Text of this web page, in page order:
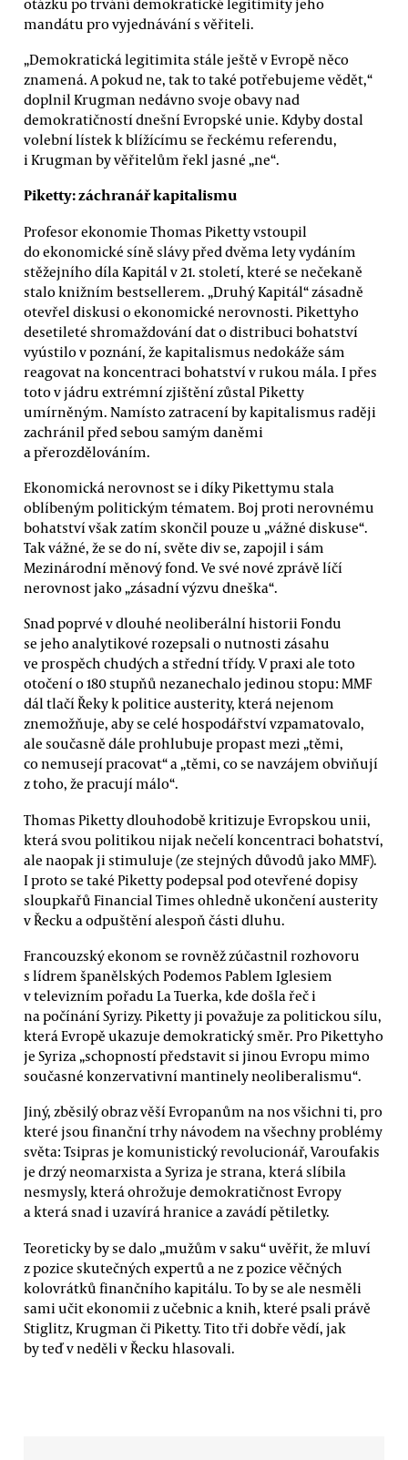
mandátu pro vyjednávání s věřiteli.
„Demokratická legitimita stále ještě v Evropě něco
znamená. A pokud ne, tak to také potřebujeme vědět,“
doplnil Krugman nedávno svoje obavy nad
demokratičností dnešní Evropské unie. Kdyby dostal
volební lístek k blížícímu se řeckému referendu,
i Krugman by věřitelům řekl jasné „ne“.
Piketty: záchranář kapitalismu
Profesor ekonomie Thomas Piketty vstoupil
do ekonomické síně slávy před dvěma lety vydáním
stěžejního díla Kapitál v 21. století, které se nečekaně
stalo knižním bestsellerem. „Druhý Kapitál“ zásadně
otevřel diskusi o ekonomické nerovnosti. Pikettyho
desetileté shromaždování dat o distribuci bohatství
vyústilo v poznání, že kapitalismus nedokáže sám
reagovat na koncentraci bohatství v rukou mála. I přes
toto v jádru extrémní zjištění zůstal Piketty
umírněným. Namísto zatracení by kapitalismus raději
zachránil před sebou samým daněmi
a přerozdělováním.
Ekonomická nerovnost se i díky Pikettymu stala
oblíbeným politickým tématem. Boj proti nerovnému
bohatství však zatím skončil pouze u „vážné diskuse“.
Tak vážné, že se do ní, světe div se, zapojil i sám
Mezinárodní měnový fond. Ve své nové zprávě líčí
nerovnost jako „zásadní výzvu dneška“.
Snad poprvé v dlouhé neoliberální historii Fondu
se jeho analytikové rozepsali o nutnosti zásahu
ve prospěch chudých a střední třídy. V praxi ale toto
otočení o 180 stupňů nezanechalo jedinou stopu: MMF
dál tlačí Řeky k politice austerity, která nejenom
znemožňuje, aby se celé hospodářství vzpamatovalo,
ale současně dále prohlubuje propast mezi „těmi,
co nemusejí pracovat“ a „těmi, co se navzájem obviňují
z toho, že pracují málo“.
Thomas Piketty dlouhodobě kritizuje Evropskou unii,
která svou politikou nijak nečelí koncentraci bohatství,
ale naopak ji stimuluje (ze stejných důvodů jako MMF).
I proto se také Piketty podepsal pod otevřené dopisy
sloupkařů Financial Times ohledně ukončení austerity
v Řecku a odpuštění alespoň části dluhu.
Francouzský ekonom se rovněž zúčastnil rozhovoru
s lídrem španělských Podemos Pablem Iglesiem
v televizním pořadu La Tuerka, kde došla řeč i
na počínání Syrizy. Piketty ji považuje za politickou sílu,
která Evropě ukazuje demokratický směr. Pro Pikettyho
je Syriza „schopností představit si jinou Evropu mimo
současné konzervativní mantinely neoliberalismu“.
Jiný, zběsilý obraz věší Evropanům na nos všichni ti, pro
které jsou finanční trhy návodem na všechny problémy
světa: Tsipras je komunistický revolucionář, Varoufakis
je drzý neomarxista a Syriza je strana, která slíbila
nesmysly, která ohrožuje demokratičnost Evropy
a která snad i uzavírá hranice a zavádí pětiletky.
Teoreticky by se dalo „mužům v saku“ uvěřit, že mluví
z pozice skutečných expertů a ne z pozice věčných
kolovrátků finančního kapitálu. To by se ale nesměli
sami učit ekonomii z učebnic a knih, které psali právě
Stiglitz, Krugman či Piketty. Tito tři dobře vědí, jak
by teď v neděli v Řecku hlasovali.